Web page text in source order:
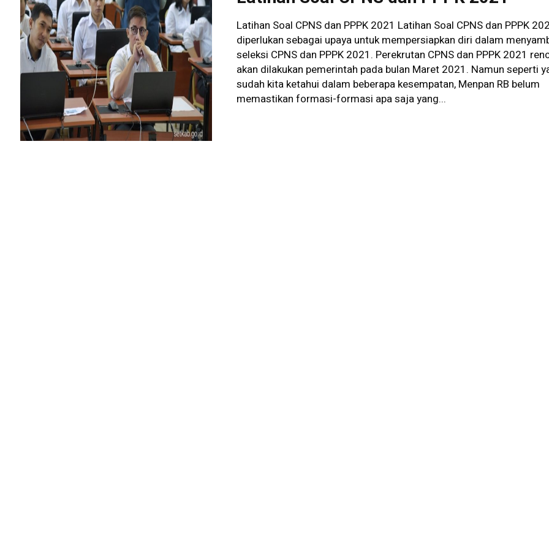
Latihan Soal CPNS dan PPPK 2021 Latihan Soal CPNS dan PPPK
diperlukan sebagai upaya untuk mempersiapkan diri dalam
seleksi CPNS dan PPPK 2021. Perekrutan CPNS dan PPPK 2021
akan dilakukan pemerintah pada bulan Maret 2021. Namun seperti
sudah kita ketahui dalam beberapa kesempatan, Menpan RB belum
memastikan formasi-formasi apa saja yang...